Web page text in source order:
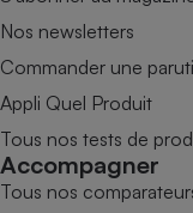
Nos newsletters
Commander une
Appli Quel Produit
Tous nos tests de
Accompagner
Tous nos